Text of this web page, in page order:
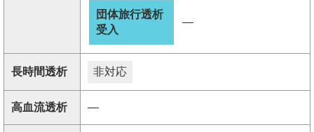
団体旅行透析
受入
―
長時間透析 非対応
高血流透析 ―